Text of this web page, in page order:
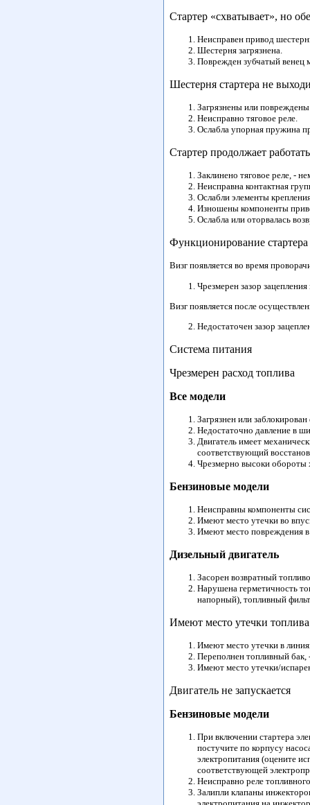
Стартер «схватывает», но
Неисправен привод
Шестерня загрязнена.
Поврежден зубчатый венец
Шестерня стартера не
Загрязнены или
Неисправно тяговое реле.
Ослабла упорная пружина
Стартер продолжает
Заклинено тяговое реле, -
Неисправна контактная
Ослабли элементы
Изношены компоненты
Ослабла или оторвалась
Функционирование
Визг появляется во время
Чрезмерен зазор
Визг появляется после
Недостаточен зазор
Система питания
Чрезмерен расход топлива
Все модели
Загрязнен или
Недостаточно давление в
Двигатель имеет
соответствующий
Чрезмерно высоки обороты
Бензиновые модели
Неисправны компоненты
Имеют место утечки во
Имеют место повреждения в
Дизельный двигатель
Засорен возвратный
Нарушена герметичность
напорный), топливный
Имеют место утечки
Имеют место утечки в
Переполнен топливный бак,
Имеют место утечки/
Двигатель не запускается
Бензиновые модели
При включении стартера
постучите по корпусу
электропитания (оцените
соответствующей
Неисправно реле
Залипли клапаны